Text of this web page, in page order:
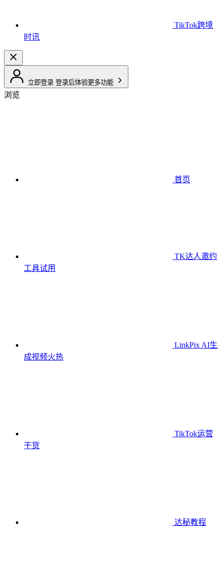
TikTok跨境
时讯
立即登录 登录后体验更多功能
浏览
首页
TK达人邀约
工具试用
LinkPix AI生
成视频火热
TikTok运营
干货
达秘教程